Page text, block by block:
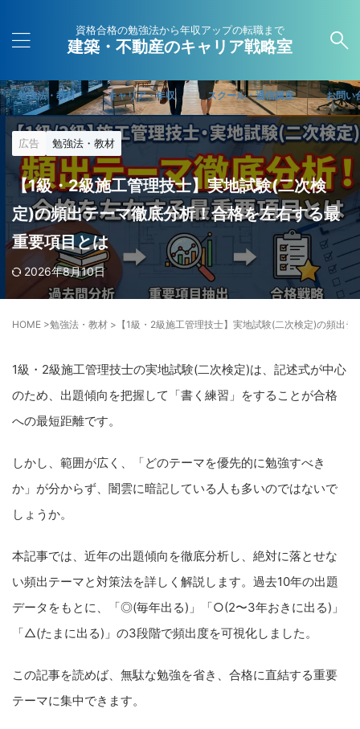
資格合格の勉強法から年収アップの転職まで
建築・不動産のキャリア戦略室
勉強法・教材 キャリア・年収 スクール・通信講座 お問い
広告 勉強法・教材
【1級・2級施工管理技士】実地試験(二次検
定)の頻出テーマ徹底分析！合格を左右する最
重要項目とは
2026年8月10日
HOME >勉強法・教材 > 【1級・2級施工管理技士】実地試験(二次検定)の頻出
1級・2級施工管理技士の実地試験(二次検定)は、記述式が中心
のため、出題傾向を把握して「書く練習」をすることが合格
への最短距離です。
しかし、範囲が広く、「どのテーマを優先的に勉強すべき
か」が分からず、闇雲に暗記している人も多いのではないで
しょうか。
本記事では、近年の出題傾向を徹底分析し、絶対に落とせな
い頻出テーマと対策法を詳しく解説します。過去10年の出題
データをもとに、「◎(毎年出る)」「○(2〜3年おきに出る)」
「△(たまに出る)」の3段階で頻出度を可視化しました。
この記事を読めば、無駄な勉強を省き、合格に直結する重要
テーマに集中できます。